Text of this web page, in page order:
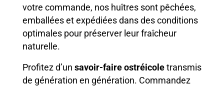
votre commande, nos huîtres sont pêchées,
emballées et expédiées dans des conditions
optimales pour préserver leur fraîcheur
naturelle.
Profitez d’un savoir-faire ostréicoletransmis
de génération en génération. Commandez